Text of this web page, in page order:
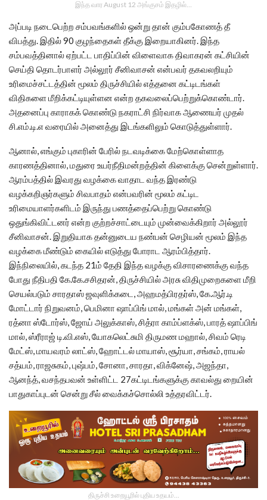
இந்த வார August 12 அங்குசம் இதழில்…
அப்படி நடைபெற்ற சம்பவங்களில் ஒன்று தான் கும்பகோணத் தீ
விபத்து. இதில் 90 குழந்தைகள் தீக்கு இறையாகினர். இந்த
சம்பவத்தினால் ஏற்பட்ட பாதிப்பின் விளைவாக திவாகரன் கட்சியின்
செய்தி தொடர்பாளர் அல்லூர் சீனிவாசன் என்பவர் தகவலறியும்
உரிமைச்சட்டத்தின் மூலம் திருச்சியில் எத்தனை கட்டிடங்கள்
விதிகளை மீறிக்கட்டியுள்ளன என்ற தகவலைப்பெற்றுக்கொண்டார்.
அதனைப்பு காராகக் கொண்டு நகராட்சி நிர்வாக ஆணையர் முதல்
சி.எம்.டி.எ வரையில் அனைத்து இடங்களிலும் கொடுத்துள்ளார்.
ஆனால், எங்கும் புகாரின் பேரில் நடவடிக்கை மேற்கொள்ளாத
காரணத்தினால், மதுரை உயர்நீதிமன்றத்தின் கிளைக்கு சென்றுள்ளார்.
ஆரம்பத்தில் இவரது வழக்கை வாதாட வந்த இரண்டு
வழக்கறிஞர்களும் சிவபாதம் என்பவரின் மூலம் கட்டிட
உரிமையாளர்களிடம் இருந்து பணத்தைப்பெற்று கொண்டு
ஒதுங்கிவிட்டனர் என்ற குற்றச்சாட்டையும் முன்வைக்கிறார் அல்லூர்
சீனிவாசன். இறுதியாக தன்னுடைய நண்பன் செழியன் மூலம் இந்த
வழக்கை மீண்டும் கையில் எடுத்து போராட ஆரம்பித்தார்.
இந்நிலையில், கடந்த 21ம் தேதி இந்த வழக்கு விசாரணைக்கு வந்த
போது நீதிபதி கே.கே.சசிதரன், திருச்சியில் அரசு விதிமுறைகளை மீறி
செயல்படும் சாரதாஸ் ஜவுளிக்கடை, அஹமத்பிரதர்ஸ், கே.ஆர்.டி
மோட்டார் நிறுவனம், பெமினா ஷாப்பிங் மால், மங்கள் அன் மங்கள்,
ரத்னா ஸ்டோர்ஸ், ஜோய் அலுக்காஸ், சித்ரா காம்ப்ளக்ஸ், பாரத் ஷாப்பிங்
மால், ஸ்ரீராஜ் டி.வி.எஸ், யோகலெட்சுமி திருமண மஹால், சிவம் ரெடி
மேட்ஸ், மாயவரம் லாட்ஸ், ஹோட்டல் மாயாஸ், சூர்யா, சங்கம், ராயல்
சத்யம், ராஜசுகம், புஷ்பம், சோனா, சாரதா, விக்னேஷ், அஜந்தா,
ஆனந்த், வசந்தபவன் உள்ளிட்ட 27கட்டிடங்களுக்கு காவல்து றையின்
பாதுகாப்புடன் சென்று சீல் வைக்கச்சொல்லி உத்தரவிட்டர்.
திருச்சி உறையூரில் புதிய உதயம்...